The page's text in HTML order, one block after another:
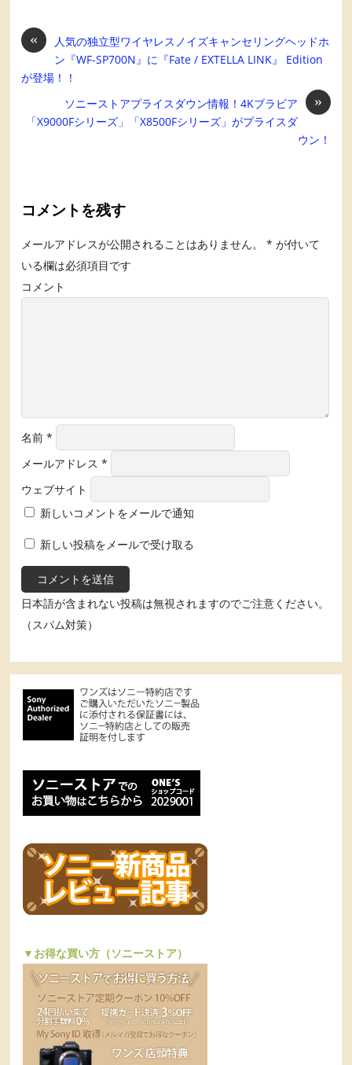
«
人気の独立型ワイヤレスノイズキャンセリングヘッドホ
ン『WF-SP700N』に『Fate / EXTELLA LINK』 Edition
が登場！！
»
ソニーストアプライスダウン情報！4Kブラビア
「X9000Fシリーズ」「X8500Fシリーズ」がプライスダ
ウン！
コメントを残す
メールアドレスが公開されることはありません。 * が付いて
いる欄は必須項目です
コメント
名前*
メールアドレス*
ウェブサイト
新しいコメントをメールで通知
新しい投稿をメールで受け取る
日本語が含まれない投稿は無視されますのでご注意ください。
（スパム対策）
▼お得な買い方（ソニーストア）